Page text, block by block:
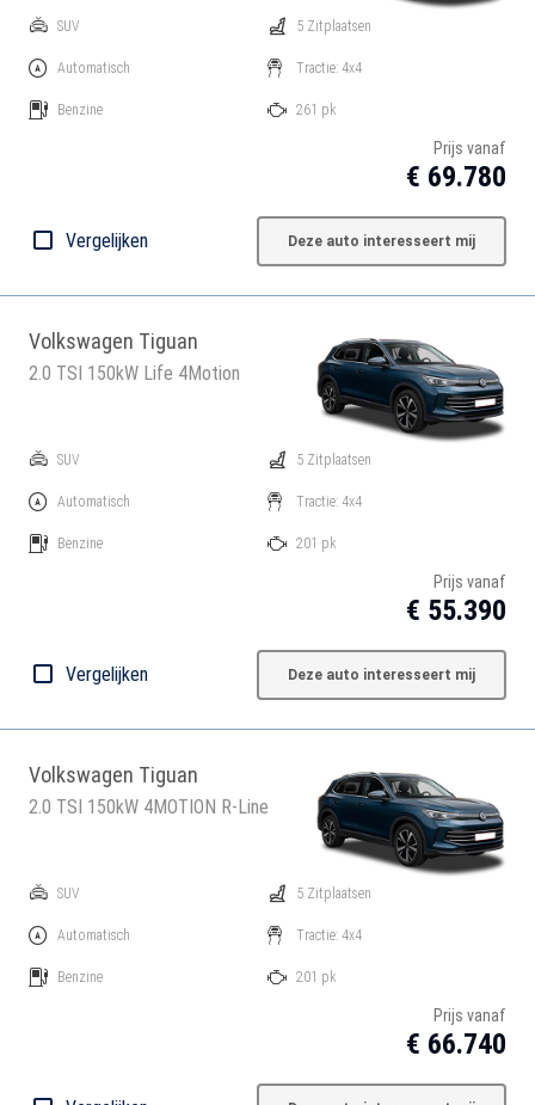
SUV
Automatisch
Benzine
5 Zitplaatsen
Tractie: 4x4
261 pk
Prijs vanaf
€ 69.780
Vergelijken Deze auto interesseert mij
Volkswagen Tiguan
2.0 TSI 150kW Life 4Motion
SUV
Automatisch
Benzine
5 Zitplaatsen
Tractie: 4x4
201 pk
Prijs vanaf
€ 55.390
Vergelijken Deze auto interesseert mij
Volkswagen Tiguan
2.0 TSI 150kW 4MOTION R-Line
SUV
Automatisch
Benzine
5 Zitplaatsen
Tractie: 4x4
201 pk
Prijs vanaf
€ 66.740